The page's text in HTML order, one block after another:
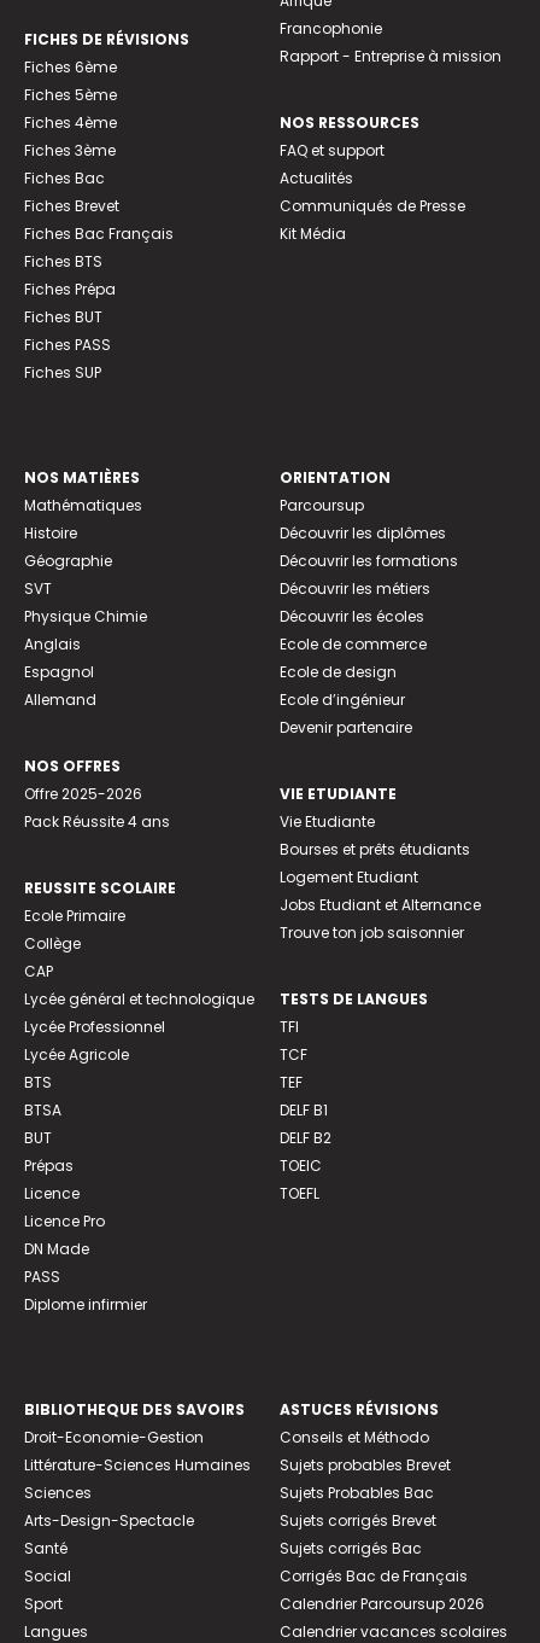
FICHES DE RÉVISIONS
Fiches 6ème
Fiches 5ème
Fiches 4ème
Fiches 3ème
Fiches Bac
Fiches Brevet
Fiches Bac Français
Fiches BTS
Fiches Prépa
Fiches BUT
Fiches PASS
Fiches SUP
Francophonie
Rapport - Entreprise à mission
NOS RESSOURCES
FAQ et support
Actualités
Communiqués de Presse
Kit Média
NOS MATIÈRES
Mathématiques
Histoire
Géographie
SVT
Physique Chimie
Anglais
Espagnol
Allemand
NOS OFFRES
Offre 2025-2026
Pack Réussite 4 ans
REUSSITE SCOLAIRE
Ecole Primaire
Collège
CAP
Lycée général et technologique
Lycée Professionnel
Lycée Agricole
BTS
BTSA
BUT
Prépas
Licence
Licence Pro
DN Made
PASS
Diplome infirmier
ORIENTATION
Parcoursup
Découvrir les diplômes
Découvrir les formations
Découvrir les métiers
Découvrir les écoles
Ecole de commerce
Ecole de design
Ecole d’ingénieur
Devenir partenaire
VIE ETUDIANTE
Vie Etudiante
Bourses et prêts étudiants
Logement Etudiant
Jobs Etudiant et Alternance
Trouve ton job saisonnier
TESTS DE LANGUES
TFI
TCF
TEF
DELF B1
DELF B2
TOEIC
TOEFL
BIBLIOTHEQUE DES SAVOIRS
Droit-Economie-Gestion
Littérature-Sciences Humaines
Sciences
Arts-Design-Spectacle
Santé
Social
Sport
Langues
ASTUCES RÉVISIONS
Conseils et Méthodo
Sujets probables Brevet
Sujets Probables Bac
Sujets corrigés Brevet
Sujets corrigés Bac
Corrigés Bac de Français
Calendrier Parcoursup 2026
Calendrier vacances scolaires